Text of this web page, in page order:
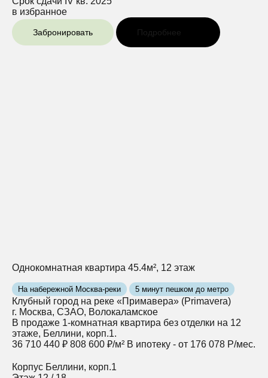
в избранное
Забронировать Подробнее
Однокомнатная квартира 45.4м², 12 этаж
На набережной Москва-реки 5 минут пешком до метро
Клубный город на реке «Примавера» (Primavera)
г. Москва, СЗАО, Волокаламское
В продаже 1-комнатная квартира без отделки на 12
этаже, Беллини, корп.1.
36 710 440 ₽ 808 600 ₽/м² В ипотеку - от 176 078 Р/мес.
Корпус Беллини, корп.1